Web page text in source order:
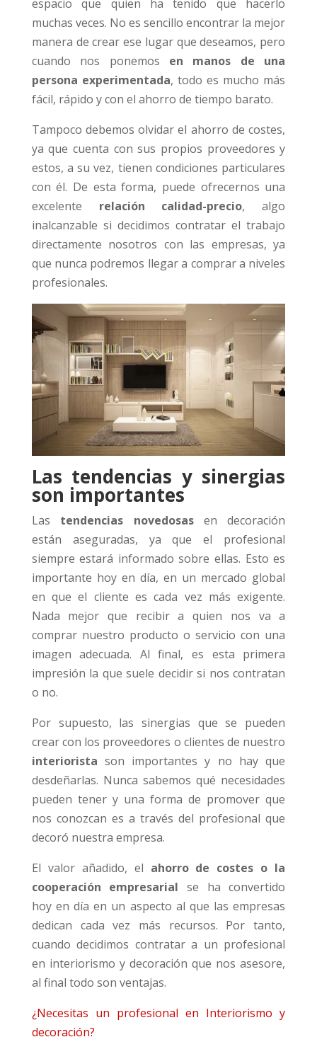
espacio que quien ha tenido que hacerlo
muchas veces. No es sencillo encontrar la mejor
manera de crear ese lugar que deseamos, pero
cuando nos ponemos en manos de una
persona experimentada, todo es mucho más
fácil, rápido y con el ahorro de tiempo barato.
Tampoco debemos olvidar el ahorro de costes,
ya que cuenta con sus propios proveedores y
estos, a su vez, tienen condiciones particulares
con él. De esta forma, puede ofrecernos una
excelente relación calidad-precio, algo
inalcanzable si decidimos contratar el trabajo
directamente nosotros con las empresas, ya
que nunca podremos llegar a comprar a niveles
profesionales.
Las tendencias y sinergias
son importantes
Las tendencias novedosasen decoración
están aseguradas, ya que el profesional
siempre estará informado sobre ellas. Esto es
importante hoy en día, en un mercado global
en que el cliente es cada vez más exigente.
Nada mejor que recibir a quien nos va a
comprar nuestro producto o servicio con una
imagen adecuada. Al final, es esta primera
impresión la que suele decidir si nos contratan
o no.
Por supuesto, las sinergias que se pueden
crear con los proveedores o clientes de nuestro
interiorista son importantes y no hay que
desdeñarlas. Nunca sabemos qué necesidades
pueden tener y una forma de promover que
nos conozcan es a través del profesional que
decoró nuestra empresa.
El valor añadido, el ahorro de costes o la
cooperación empresarial se ha convertido
hoy en día en un aspecto al que las empresas
dedican cada vez más recursos. Por tanto,
cuando decidimos contratar a un profesional
en interiorismo y decoración que nos asesore,
al final todo son ventajas.
¿Necesitas un profesional en Interiorismo y
decoración?